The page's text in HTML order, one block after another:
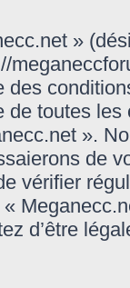
»
de toutes
».
de
vérifier
d’être